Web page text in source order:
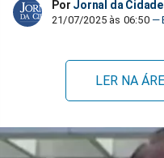
Por Jornal da
21/07/2025 às 06:50
LER NA